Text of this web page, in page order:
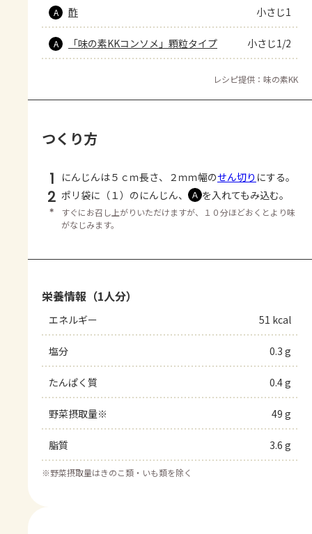
A 酢 小さじ1
A 「味の素KKコンソメ」顆粒タイプ 小さじ1/2
レシピ提供：味の素KK
つくり方
1 にんじんは５ｃｍ長さ、２ｍｍ幅のせん切り にする。
2 ポリ袋に（１）のにんじん、 Ａ を入れてもみ込む。
＊
すぐにお召し上がりいただけますが、１０分ほどおくとより味
がなじみます。
栄養情報（1人分）
エネルギー 51 kcal
塩分 0.3 g
たんぱく質 0.4 g
野菜摂取量※ 49 g
脂質 3.6 g
※野菜摂取量はきのこ類・いも類を除く